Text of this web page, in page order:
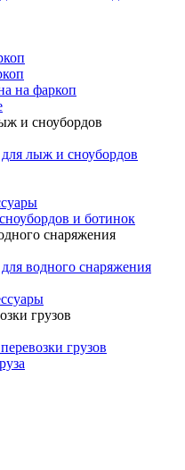
на фаркоп
и сноубордов
лыж и сноубордов
и ботинок
снаряжения
водного снаряжения
грузов
грузов